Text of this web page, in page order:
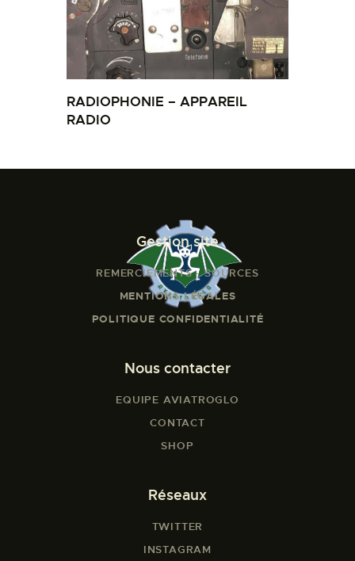
RADIOPHONIE – APPAREIL
RADIO
Gestion site
REMERCIEMENTS - SOURCES
MENTIONS LÉGALES
POLITIQUE CONFIDENTIALITÉ
Nous contacter
EQUIPE AVIATROGLO
CONTACT
SHOP
Réseaux
TWITTER
INSTAGRAM